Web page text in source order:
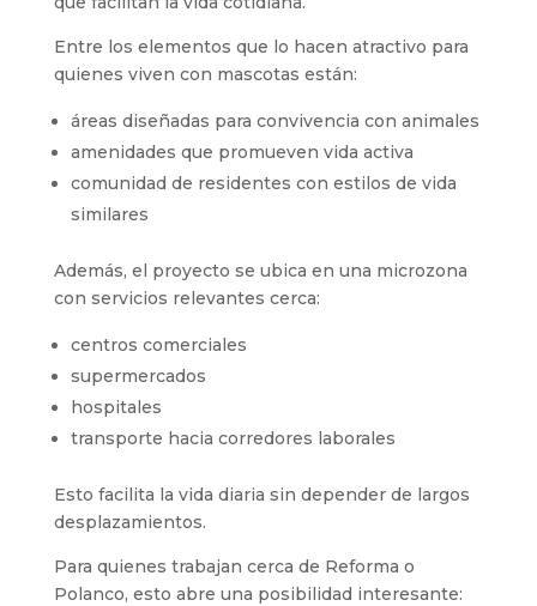
Entre los elementos que lo hacen atractivo para
quienes viven con mascotas están:
áreas diseñadas para convivencia con animales
amenidades que promueven vida activa
comunidad de residentes con estilos de vida
similares
Además, el proyecto se ubica en una microzona
con servicios relevantes cerca:
centros comerciales
supermercados
hospitales
transporte hacia corredores laborales
Esto facilita la vida diaria sin depender de largos
desplazamientos.
Para quienes trabajan cerca de Reforma o
Polanco, esto abre una posibilidad interesante: